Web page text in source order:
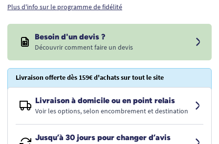
Plus d'info sur le programme de fidélité
Besoin d'un devis ?
Découvrir comment faire un devis
Livraison offerte dès 159€ d'achats sur tout le site
Livraison à domicile ou en point relais
Voir les options, selon encombrement et destination
Jusqu’à 30 jours pour changer d’avis